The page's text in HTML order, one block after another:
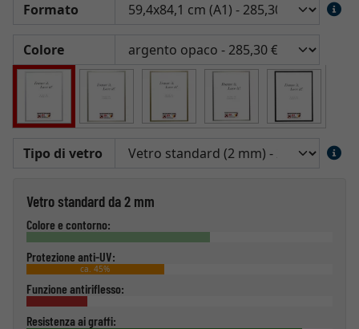
Formato
Colore
Tipo di vetro
Vetro standard da 2 mm
Colore e contorno:
Protezione anti-UV:
ca. 45%
Funzione antiriflesso:
Resistenza ai graffi: